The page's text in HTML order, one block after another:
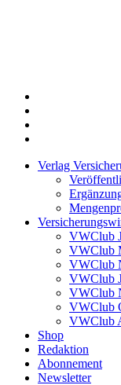
Verlag
VWClub
VWClub
VWClub
VWClub
VWClub
VWClub
VWClub
Shop
Redaktion
Abonnement
Newsletter